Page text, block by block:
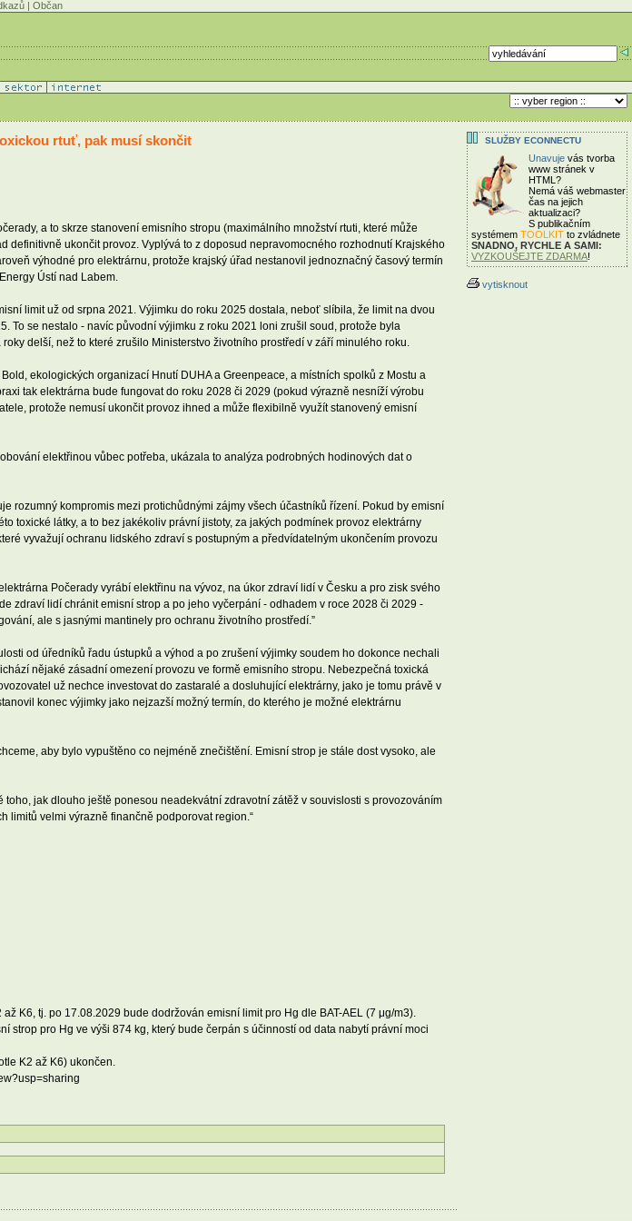
| Občan
rtuť, pak musí skončit
a to skrze stanovení emisního stropu (maximálního množství rtuti, které může
definitivně ukončit provoz. Vyplývá to z doposud nepravomocného rozhodnutí Krajského
výhodné pro elektrárnu, protože krajský úřad nestanovil jednoznačný časový termín
Ústí nad Labem.
limit už od srpna 2021. Výjimku do roku 2025 dostala, neboť slíbila, že limit na dvou
se nestalo - navíc původní výjimku z roku 2021 loni zrušil soud, protože byla
delší, než to které zrušilo Ministerstvo životního prostředí v září minulého roku.
ekologických organizací Hnutí DUHA a Greenpeace, a místních spolků z Mostu a
tak elektrárna bude fungovat do roku 2028 či 2029 (pokud výrazně nesníží výrobu
protože nemusí ukončit provoz ihned a může flexibilně využít stanovený emisní
elektřinou vůbec potřeba, ukázala to analýza podrobných hodinových dat o
rozumný kompromis mezi protichůdnými zájmy všech účastníků řízení. Pokud by emisní
toxické látky, a to bez jakékoliv právní jistoty, za jakých podmínek provoz elektrárny
vyvažují ochranu lidského zdraví s postupným a předvídatelným ukončením provozu
Počerady vyrábí elektřinu na vývoz, na úkor zdraví lidí v Česku a pro zisk svého
zdraví lidí chránit emisní strop a po jeho vyčerpání - odhadem v roce 2028 či 2029 -
ale s jasnými mantinely pro ochranu životního prostředí.”
od úředníků řadu ústupků a výhod a po zrušení výjimky soudem ho dokonce nechali
nějaké zásadní omezení provozu ve formě emisního stropu. Nebezpečná toxická
už nechce investovat do zastaralé a dosluhující elektrárny, jako je tomu právě v
konec výjimky jako nejzazší možný termín, do kterého je možné elektrárnu
aby bylo vypuštěno co nejméně znečištění. Emisní strop je stále dost vysoko, ale
jak dlouho ještě ponesou neadekvátní zdravotní zátěž v souvislosti s provozováním
limitů velmi výrazně finančně podporovat region.“
K6, tj. po 17.08.2029 bude dodržován emisní limit pro Hg dle BAT-AEL (7 μg/m3).
strop pro Hg ve výši 874 kg, který bude čerpán s účinností od data nabytí právní moci
K2 až K6) ukončen.
SLUŽBY ECONNECTU
Unavuje vás tvorba
www stránek v
HTML?
Nemá váš webmaster
čas na jejich
aktualizaci?
S publikačním
systémem TOOLKIT to zvládnete
SNADNO, RYCHLE A SAMI:
VYZKOUŠEJTE ZDARMA!
vytisknout